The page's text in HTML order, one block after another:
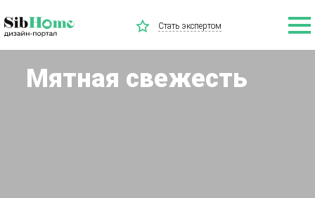
Стать экспертом
Мятная свежесть